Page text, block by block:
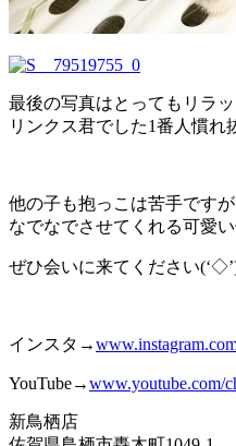
最後の写真はとってもリラ
リンクス君でした1番人慣れ
他の子も抱っこは苦手です
なでなでさせてくれる可愛
ぜひ会いに来てください(‘◇’)
インスタ→
YouTube→www.youtube.com/
新鳥栖店